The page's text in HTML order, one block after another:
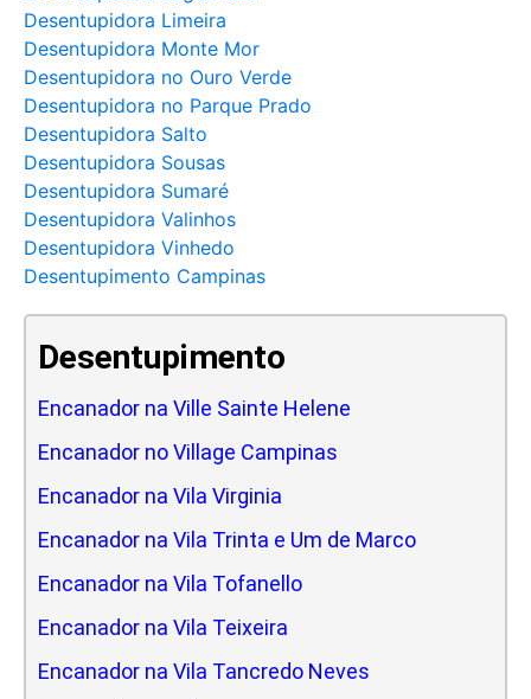
Desentupidora Limeira
Desentupidora Monte Mor
Desentupidora no Ouro Verde
Desentupidora no Parque Prado
Desentupidora Salto
Desentupidora Sousas
Desentupidora Sumaré
Desentupidora Valinhos
Desentupidora Vinhedo
Desentupimento Campinas
Desentupimento
Encanador na Ville Sainte Helene
Encanador no Village Campinas
Encanador na Vila Virginia
Encanador na Vila Trinta e Um de Marco
Encanador na Vila Tofanello
Encanador na Vila Teixeira
Encanador na Vila Tancredo Neves